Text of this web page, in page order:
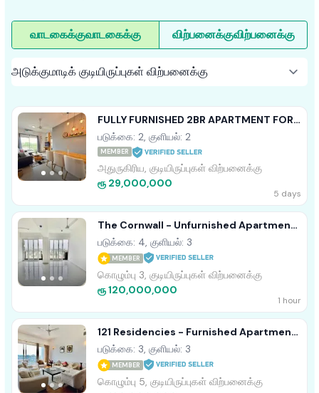
வாடகைக்குவாடகைக்கு விற்பனைக்குவிற்பனைக்கு
FULLY FURNISHED 2BR APARTMENT FOR
SALE ARIYANA RESORT ATHURUGIRIYA
படுக்கை: 2, குளியல்: 2
MEMBER
அதுருகிரிய, குடியிருப்புகள் விற்பனைக்கு
ரூ 29,000,000
5 days
The Cornwall - Unfurnished Apartment
For Sale Colombo 03 A50838
படுக்கை: 4, குளியல்: 3
MEMBER
கொழும்பு 3, குடியிருப்புகள் விற்பனைக்கு
ரூ 120,000,000
1 hour
121 Residencies - Furnished Apartment
For Sale A49925
படுக்கை: 3, குளியல்: 3
MEMBER
கொழும்பு 5, குடியிருப்புகள் விற்பனைக்கு